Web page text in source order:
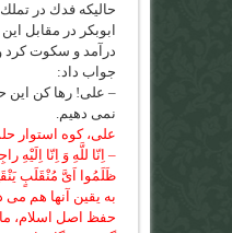
حاليكه فدك در
ابوبكر در مقابل
درآمد و سكوت
جواب داد:
– على! رها كن اين
نمى دهيم.
على، كوه استوار
– اِنّا للَّهِ وَ اِنّا
ظَلَمُوا اَىَّ مُنْقَلَبٍ
به يقين آنها هم مى
حفظ اصل اسلام،